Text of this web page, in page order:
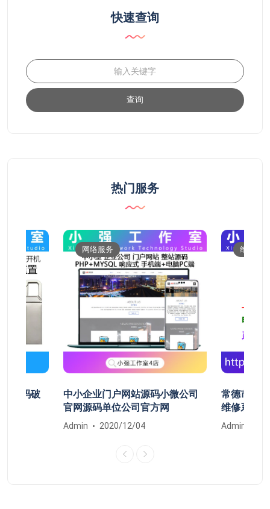
快速查询
查询
热门服务
密码破
网络服务
中小企业门户网站源码小微公司
官网源码单位公司官方网
Admin 2020/12/04
维修服
常德市鼎
维修系统
Admin